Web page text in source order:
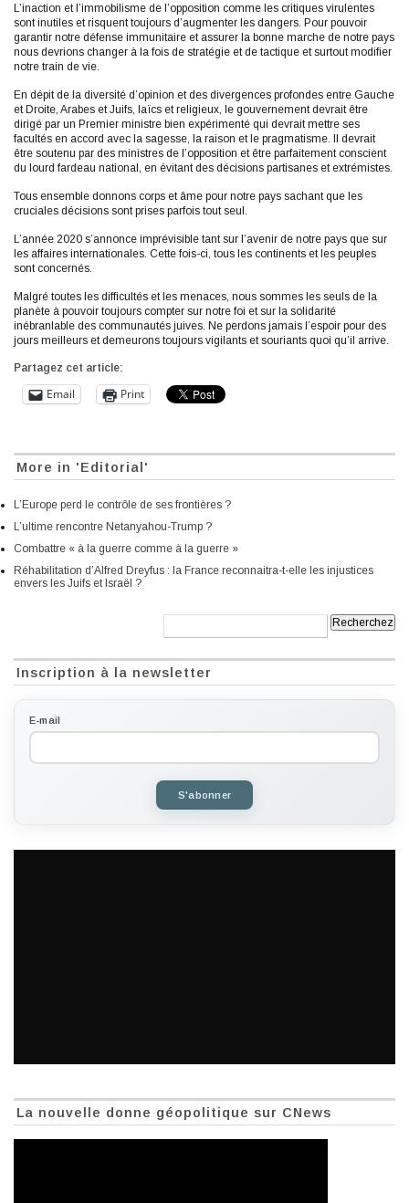
L’inaction et l’immobilisme de l’opposition comme les critiques virulentes
sont inutiles et risquent toujours d’augmenter les dangers. Pour pouvoir
garantir notre défense immunitaire et assurer la bonne marche de notre pays
nous devrions changer à la fois de stratégie et de tactique et surtout modifier
notre train de vie.
En dépit de la diversité d’opinion et des divergences profondes entre Gauche
et Droite, Arabes et Juifs, laïcs et religieux, le gouvernement devrait être
dirigé par un Premier ministre bien expérimenté qui devrait mettre ses
facultés en accord avec la sagesse, la raison et le pragmatisme. Il devrait
être soutenu par des ministres de l’opposition et être parfaitement conscient
du lourd fardeau national, en évitant des décisions partisanes et extrémistes.
Tous ensemble donnons corps et âme pour notre pays sachant que les
cruciales décisions sont prises parfois tout seul.
L’année 2020 s’annonce imprévisible tant sur l’avenir de notre pays que sur
les affaires internationales. Cette fois-ci, tous les continents et les peuples
sont concernés.
Malgré toutes les difficultés et les menaces, nous sommes les seuls de la
planète à pouvoir toujours compter sur notre foi et sur la solidarité
inébranlable des communautés juives. Ne perdons jamais l’espoir pour des
jours meilleurs et demeurons toujours vigilants et souriants quoi qu’il arrive.
Partagez cet article:
Email Print
More in 'Editorial'
L’Europe perd le contrôle de ses frontières ?
L’ultime rencontre Netanyahou-Trump ?
Combattre « à la guerre comme à la guerre »
Réhabilitation d’Alfred Dreyfus : la France reconnaitra-t-elle les injustices
envers les Juifs et Israël ?
Recherche:
Inscription à la newsletter
E-mail
S'abonner
La nouvelle donne géopolitique sur CNews